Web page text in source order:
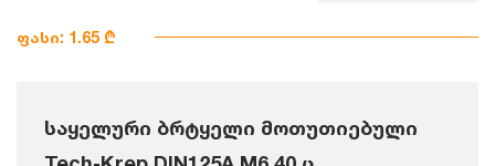
ფასი: 1.65 ₾
საყელური ბრტყელი მოთუთიებული